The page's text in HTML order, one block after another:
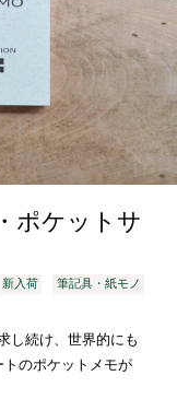
ポケットサ
新入荷 筆記具・紙モノ
し続け、世界的にも
のポケットメモが